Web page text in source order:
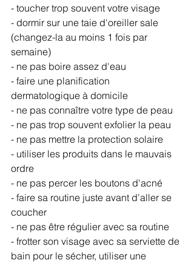
- toucher trop souvent votre visage
- dormir sur une taie d'oreiller sale
(changez-la au moins 1 fois par
semaine)
- ne pas boire assez d'eau
- faire une planification
dermatologique à domicile
- ne pas connaître votre type de peau
- ne pas trop souvent exfolier la peau
- ne pas mettre la protection solaire
- utiliser les produits dans le mauvais
ordre
- ne pas percer les boutons d'acné
- faire sa routine juste avant d'aller se
coucher
- ne pas être régulier avec sa routine
- frotter son visage avec sa serviette de
bain pour le sécher, utiliser une